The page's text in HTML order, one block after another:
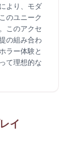
より、モダ
のユニーク
このアクセ
の組み合わ
ラー体験と
て理想的な
イ